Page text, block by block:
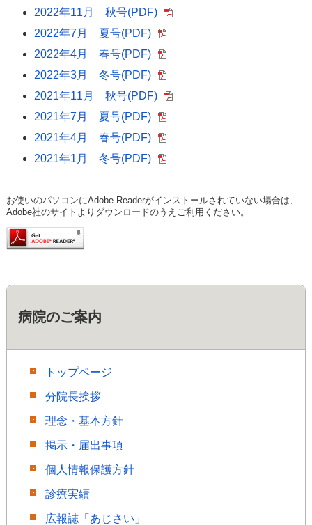
2022年11月 秋号(PDF)
2022年7月 夏号(PDF)
2022年4月 春号(PDF)
2022年3月 冬号(PDF)
2021年11月 秋号(PDF)
2021年7月 夏号(PDF)
2021年4月 春号(PDF)
2021年1月 冬号(PDF)
お使いのパソコンにAdobe Readerがインストールされていない場合は、
Adobe社のサイトよりダウンロードのうえご利用ください。
病院のご案内
トップページ
分院長挨拶
理念・基本方針
掲示・届出事項
個人情報保護方針
診療実績
広報誌「あじさい」